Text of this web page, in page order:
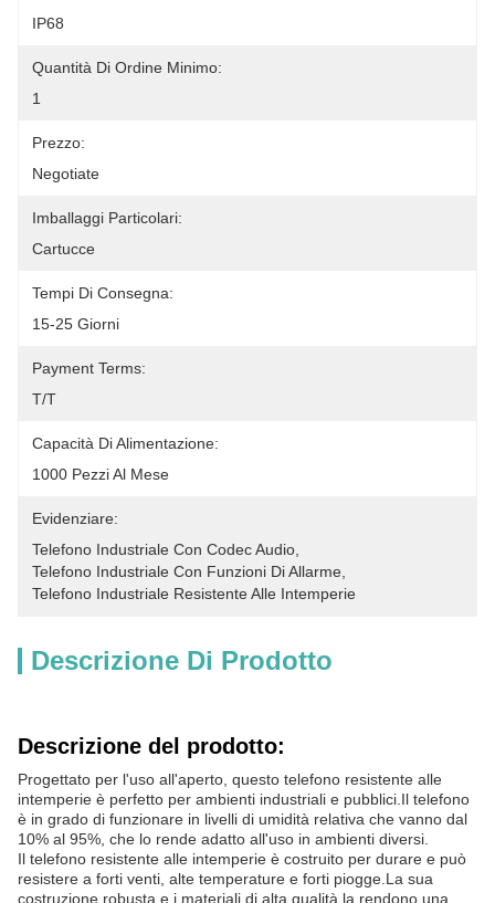
IP68
Quantità Di Ordine Minimo:
1
Prezzo:
Negotiate
Imballaggi Particolari:
Cartucce
Tempi Di Consegna:
15-25 Giorni
Payment Terms:
T/T
Capacità Di Alimentazione:
1000 Pezzi Al Mese
Evidenziare:
Telefono Industriale Con Codec Audio
Telefono Industriale Con Funzioni Di Allarme
Telefono Industriale Resistente Alle Intemperie
Descrizione Di Prodotto
Descrizione del prodotto:
Progettato per l'uso all'aperto, questo telefono resistente alle
intemperie è perfetto per ambienti industriali e pubblici.Il telefono
è in grado di funzionare in livelli di umidità relativa che vanno dal
10% al 95%, che lo rende adatto all'uso in ambienti diversi.
Il telefono resistente alle intemperie è costruito per durare e può
resistere a forti venti, alte temperature e forti piogge.La sua
costruzione robusta e i materiali di alta qualità la rendono una